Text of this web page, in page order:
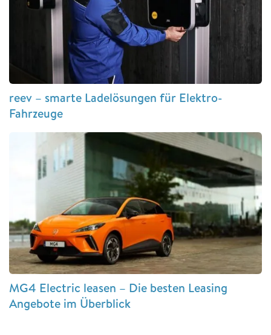
reev – smarte Ladelösungen für Elektro-
Fahrzeuge
MG4 Electric leasen – Die besten Leasing
Angebote im Überblick